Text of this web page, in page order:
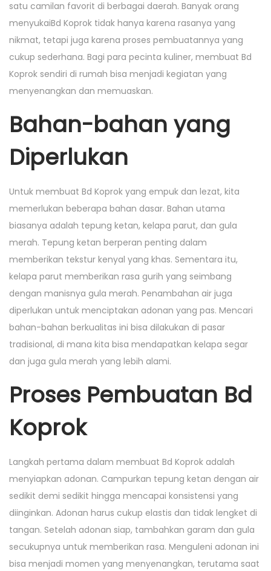
satu camilan favorit di berbagai daerah. Banyak orang
menyukaiBd Koprok tidak hanya karena rasanya yang
nikmat, tetapi juga karena proses pembuatannya yang
cukup sederhana. Bagi para pecinta kuliner, membuat Bd
Koprok sendiri di rumah bisa menjadi kegiatan yang
menyenangkan dan memuaskan.
Bahan-bahan yang
Diperlukan
Untuk membuat Bd Koprok yang empuk dan lezat, kita
memerlukan beberapa bahan dasar. Bahan utama
biasanya adalah tepung ketan, kelapa parut, dan gula
merah. Tepung ketan berperan penting dalam
memberikan tekstur kenyal yang khas. Sementara itu,
kelapa parut memberikan rasa gurih yang seimbang
dengan manisnya gula merah. Penambahan air juga
diperlukan untuk menciptakan adonan yang pas. Mencari
bahan-bahan berkualitas ini bisa dilakukan di pasar
tradisional, di mana kita bisa mendapatkan kelapa segar
dan juga gula merah yang lebih alami.
Proses Pembuatan Bd
Koprok
Langkah pertama dalam membuat Bd Koprok adalah
menyiapkan adonan. Campurkan tepung ketan dengan air
sedikit demi sedikit hingga mencapai konsistensi yang
diinginkan. Adonan harus cukup elastis dan tidak lengket di
tangan. Setelah adonan siap, tambahkan garam dan gula
secukupnya untuk memberikan rasa. Menguleni adonan ini
bisa menjadi momen yang menyenangkan, terutama saat